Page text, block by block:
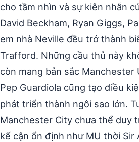
cho tầm nhìn và sự kiên nhẫn
David Beckham, Ryan Giggs,
em nhà Neville đều trở thành
Trafford. Những cầu thủ này
còn mang bản sắc Manchester
Pep Guardiola cũng tạo điều
phát triển thành ngôi sao lớn.
Manchester City chưa thể duy
kế cận ổn định như MU thời Sir